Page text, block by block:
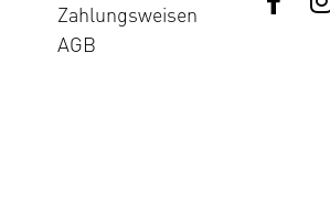
Zahlungsweisen
AGB